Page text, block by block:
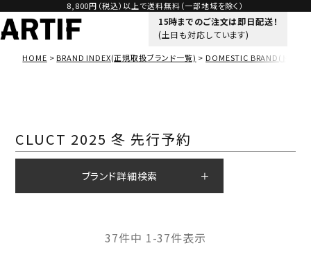
8,800円（税込）以上で送料無料（一部地域を除く）
15時までのご注文は即日配送！
(土日も対応しています)
HOME BRAND INDEX(正規取扱ブランド一覧) DOMESTIC BRAND(ドメステ
CLUCT 2025 冬 先行予約
ブランド詳細検索
37件中 1-37件表示